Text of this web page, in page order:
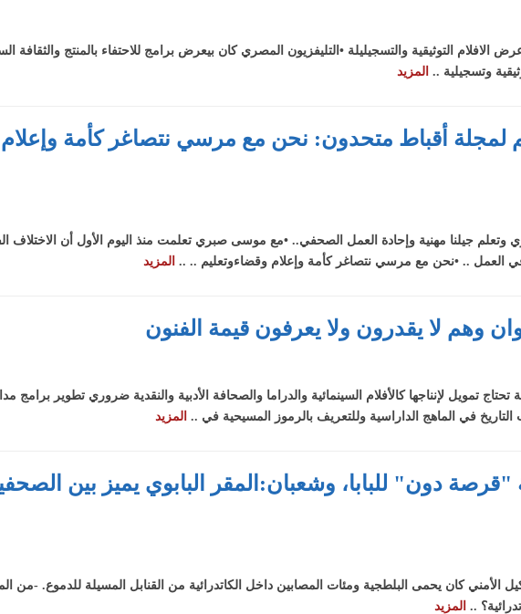
الافلام التوثيقية والتسجيليلة •التليفزيون المصري كان بيعرض برامج للاحتفاء بالمنتج والثقافة
وتسجيلية .. المزيد
لمجلة أقباط متحدون: نحن مع مرسي نتصاغر كأمة وإعلام
جيلنا مهنية وإحادة العمل الصحفي.. •مع موسى صبري تعلمت منذ اليوم الأول أن الاختلاف
في العمل .. •نحن مع مرسي نتصاغر كأمة وإعلام وقضاءوتعليم .. .. المزيد
وهم لا يقدرون ولا يعرفون قيمة الفنون
تمويل لإنناجها كالأفلام السينمائية والدراما والصحافة الأدبية والنقدية ضروري تطوير برامج
في الماهج الداراسية وللتعريف بالرموز المسيحية في .. المزيد
"قرصة دون" للبابا، وشعبان:المقر البابوي يميز بين
الأمني كان يحمى البلطجية ومئات المصابين داخل الكاتدرائية من القنابل المسيلة للدموع. -من
.. المزيد